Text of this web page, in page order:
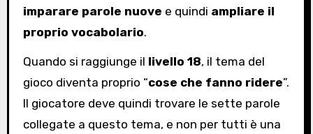
imparare parole nuove e quindi ampliare il
proprio vocabolario.
Quando si raggiunge il livello 18, il tema del
gioco diventa proprio “cose che fanno ridere”.
Il giocatore deve quindi trovare le sette parole
collegate a questo tema, e non per tutti è una